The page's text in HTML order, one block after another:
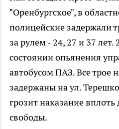
"Оренбургское", в
полицейские задержали
за рулем - 24, 27 и 37
состоянии опьянения
автобусом ПАЗ. Все трое
задержаны на ул.
грозит наказание
свободы.